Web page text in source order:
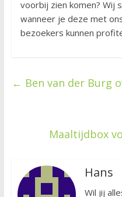
voorbij zien komen? Wij
wanneer je deze met
bezoekers kunnen
← Ben van der Burg
Maaltijdbox
Hans
Wil jij